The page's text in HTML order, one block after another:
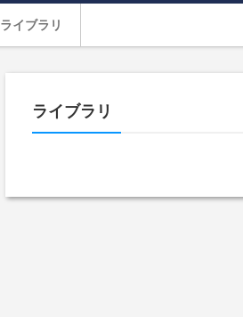
ライブラリ
ライブラリ